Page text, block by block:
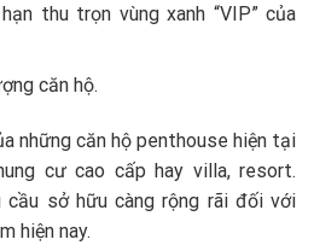
thu trọn vùng xanh “VIP” của
căn hộ.
những căn hộ penthouse hiện tại
cư cao cấp hay villa, resort.
cầu sở hữu càng rộng rãi đối với
hiện nay.